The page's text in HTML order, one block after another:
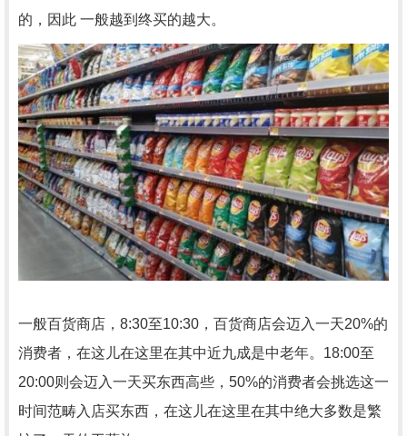
的，因此 一般越到终买的越大。
一般百货商店，8:30至10:30，百货商店会迈入一天20%的
消费者，在这儿在这里在其中近九成是中老年。18:00至
20:00则会迈入一天买东西高些，50%的消费者会挑选这一
时间范畴入店买东西，在这儿在这里在其中绝大多数是繁